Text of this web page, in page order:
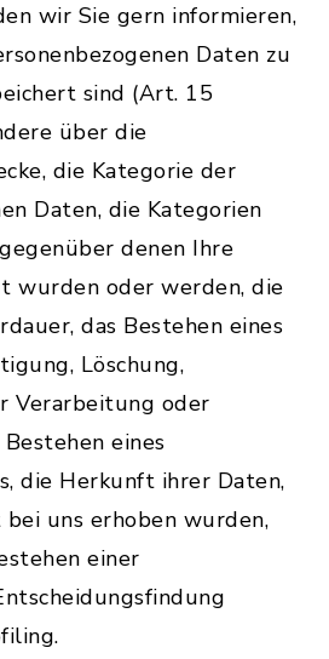
wir Sie gern informieren,
Daten zu
sind (Art. 15
über die
die Kategorie der
Daten, die Kategorien
denen Ihre
wurden oder werden, die
das Bestehen eines
Löschung,
Verarbeitung oder
eines
die Herkunft ihrer Daten,
uns erhoben wurden,
einer